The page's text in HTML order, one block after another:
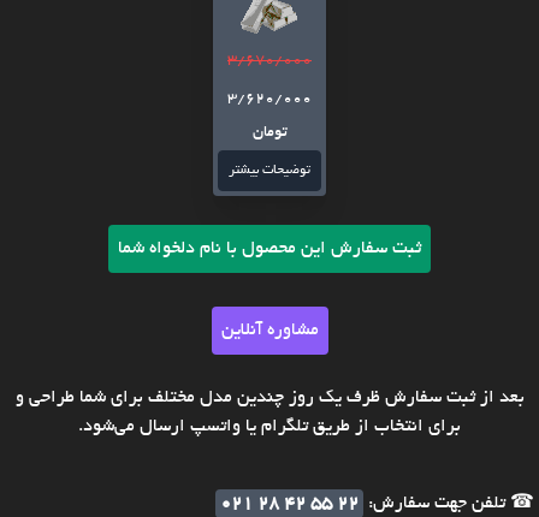
3/670/000
3/620/000
تومان
توضیحات بیشتر
ثبت سفارش این محصول با نام دلخواه شما
مشاوره آنلاین
بعد از ثبت سفارش ظرف یک روز چندین مدل مختلف برای شما طراحی و
برای انتخاب از طریق تلگرام یا واتسپ ارسال می‌شود.
☎ تلفن جهت سفارش:
021 28 42 55 22